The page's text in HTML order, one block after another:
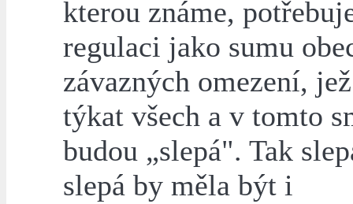
kterou známe,
regulaci jako sumu
závazných omezení,
týkat všech a v tomto
budou „slepá". Tak
slepá by měla být i